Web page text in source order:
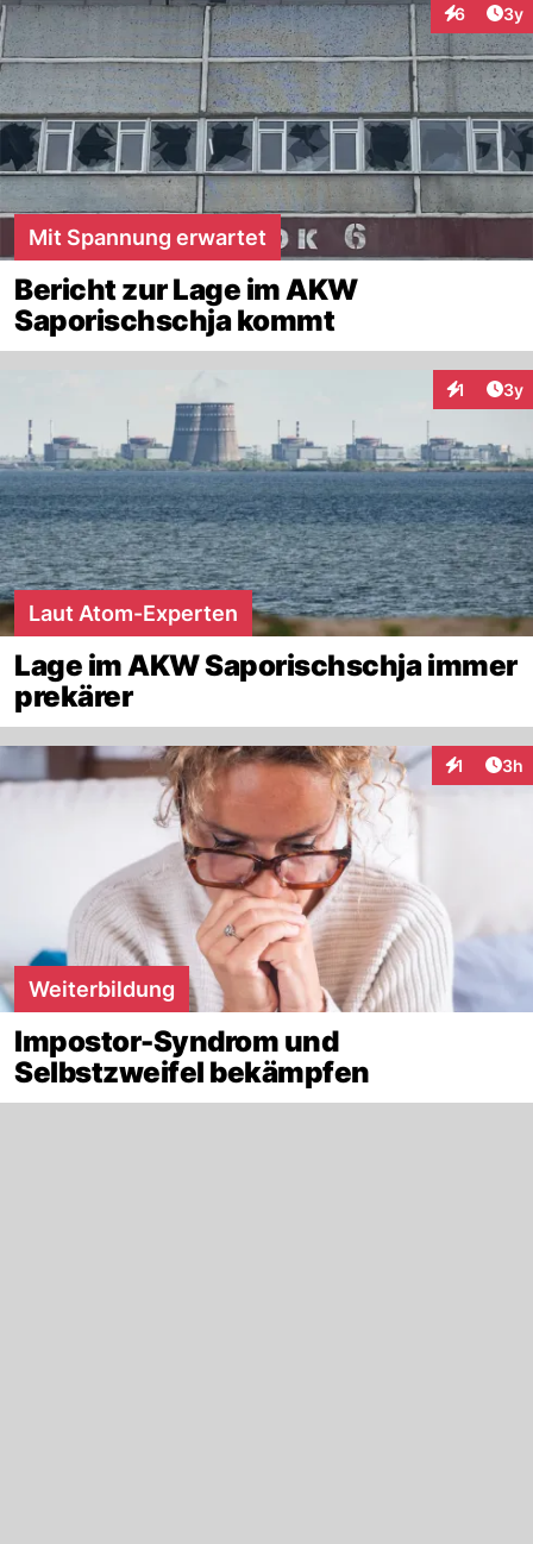
6 3y
Mit Spannung erwartet
Bericht zur Lage im AKW
Saporischschja kommt
1 3y
Laut Atom-Experten
Lage im AKW Saporischschja immer
prekärer
1 3h
Weiterbildung
Impostor-Syndrom und
Selbstzweifel bekämpfen